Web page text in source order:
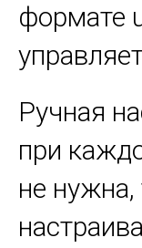
формате
Ручная
при
не нужна,